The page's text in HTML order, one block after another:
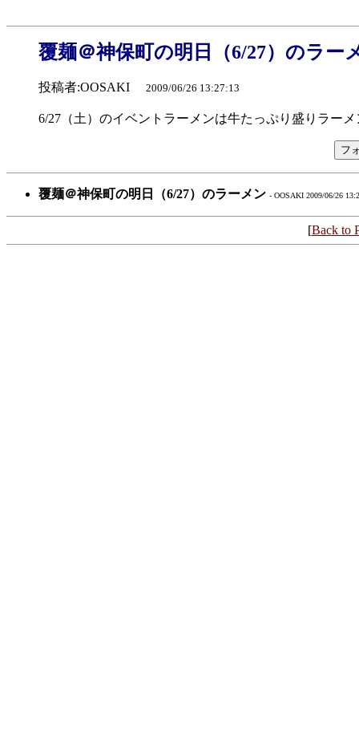
覆麺＠神保町の明日（6/27）のラー
投稿者:OOSAKI 2009/06/26 13:27:13
6/27（土）のイベントラーメンは牛たっぷり盛りラー
覆麺＠神保町の明日（6/27）のラーメン - OOSAKI 2009/06/26
[Back to